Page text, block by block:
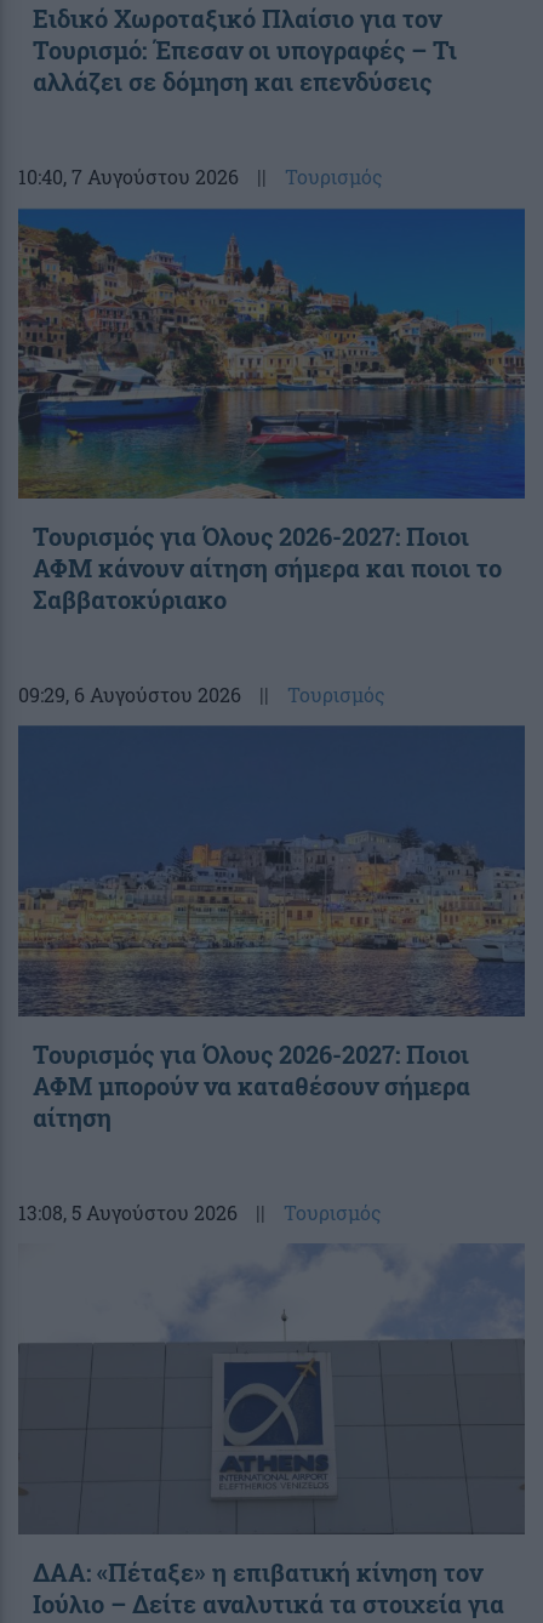
Ειδικό Χωροταξικό Πλαίσιο για τον
Τουρισμό: Έπεσαν οι υπογραφές – Τι
αλλάζει σε δόμηση και επενδύσεις
10:40, 7 Αυγούστου 2026 || Τουρισμός
Τουρισμός για Όλους 2026-2027: Ποιοι
ΑΦΜ κάνουν αίτηση σήμερα και ποιοι το
Σαββατοκύριακο
09:29, 6 Αυγούστου 2026 || Τουρισμός
Τουρισμός για Όλους 2026-2027: Ποιοι
ΑΦΜ μπορούν να καταθέσουν σήμερα
αίτηση
13:08, 5 Αυγούστου 2026 || Τουρισμός
ΔΑΑ: «Πέταξε» η επιβατική κίνηση τον
Ιούλιο – Δείτε αναλυτικά τα στοιχεία για